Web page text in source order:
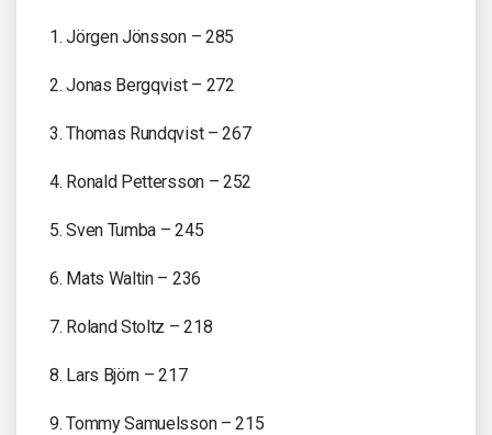
1. Jörgen Jönsson – 285
2. Jonas Bergqvist – 272
3. Thomas Rundqvist – 267
4. Ronald Pettersson – 252
5. Sven Tumba – 245
6. Mats Waltin – 236
7. Roland Stoltz – 218
8. Lars Björn – 217
9. Tommy Samuelsson – 215